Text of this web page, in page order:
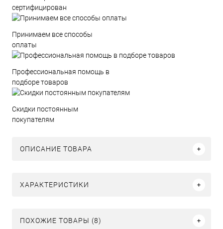
сертифицирован
Принимаем все способы
оплаты
Профессиональная помощь в
подборе товаров
Скидки постоянным
покупателям
ОПИСАНИЕ ТОВАРА
ХАРАКТЕРИСТИКИ
ПОХОЖИЕ ТОВАРЫ (8)